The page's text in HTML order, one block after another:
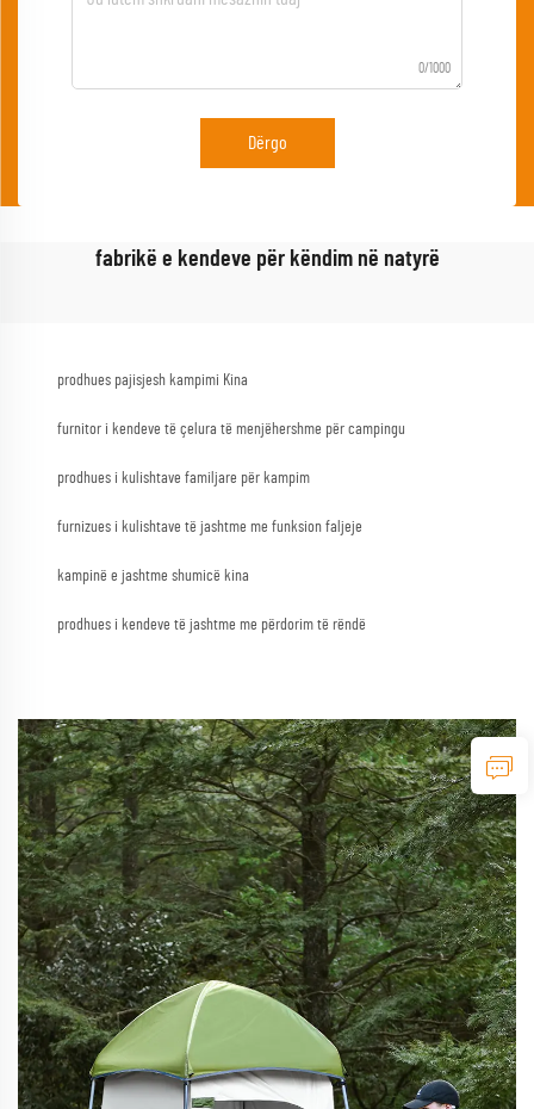
0/1000
Dërgo
fabrikë e kendeve për këndim në natyrë
prodhues pajisjesh kampimi Kina
furnitor i kendeve të çelura të menjëhershme për campingu
prodhues i kulishtave familjare për kampim
furnizues i kulishtave të jashtme me funksion faljeje
kampinë e jashtme shumicë kina
prodhues i kendeve të jashtme me përdorim të rëndë